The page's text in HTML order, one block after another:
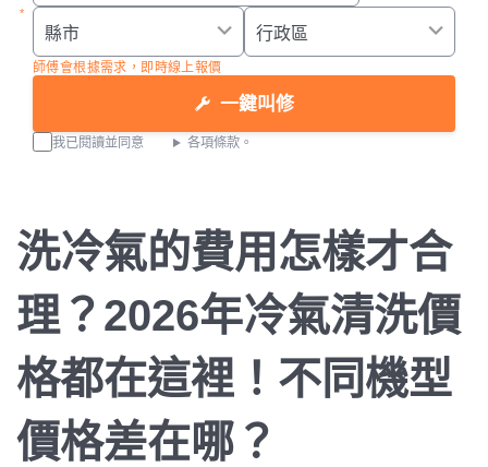
師傅會根據需求，即時線上報價
一鍵叫修
我已閱讀並同意 各項條款。
洗冷氣的費用怎樣才合
理？2026年冷氣清洗價
格都在這裡！不同機型
價格差在哪？